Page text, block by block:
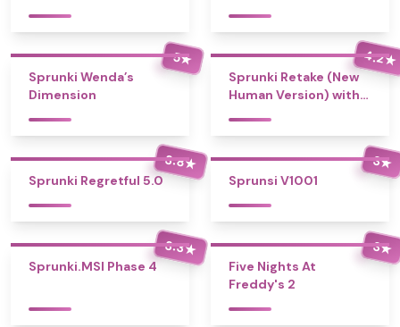
5★
Sprunki Wenda’s
Dimension
4.2★
Sprunki Retake (New
Human Version) with
3.8★
Sprunki Regretful 5.0
3★
Sprunsi V1001
3.3★
Sprunki.MSI Phase 4
3★
Five Nights At
Freddy's 2